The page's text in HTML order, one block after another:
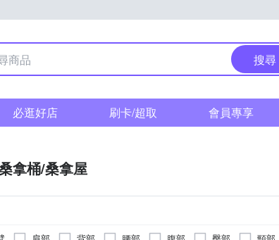
搜尋
必逛好店 刷卡/超取 會員專享
拿桶/桑拿屋